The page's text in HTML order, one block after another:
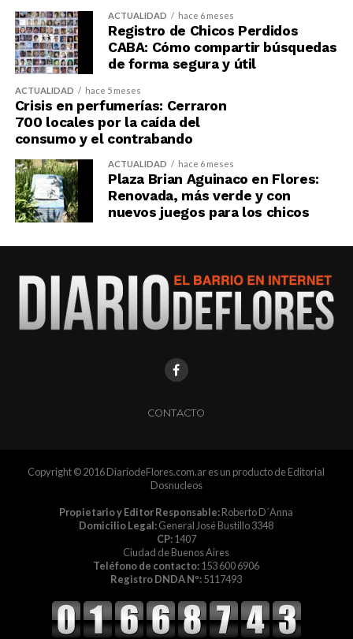
ACTUALIDAD hace 6 meses
Registro de Chicos Perdidos
CABA: Cómo compartir búsquedas
de forma segura y útil
ACTUALIDAD hace 5 meses
Crisis en perfumerías: Cerraron
700 locales por la caída del
consumo y el contrabando
ACTUALIDAD hace 6 meses
Plaza Brian Aguinaco en Flores:
Renovada, más verde y con
nuevos juegos para los chicos
CONTACTO
Copyright © 2016 DiariodeFlores.com.ar es un producto de Editorial
Dosnucleos
Propietario y Editor Responsable:Roberto D´Anna
Domicilio Legal:General José Bustillo 3348
CP:1407
Ciudad de Buenos Aires
Teléfono de contacto:153 600 6906
Registro DNDA Nº:5117493